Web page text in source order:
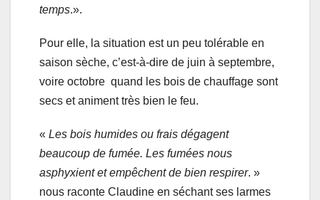
temps.».
Pour elle, la situation est un peu tolérable en
saison sèche, c’est-à-dire de juin à septembre,
voire octobre quand les bois de chauffage sont
secs et animent très bien le feu.
« Les bois humides ou frais dégagent
beaucoup de fumée. Les fumées nous
asphyxient et empêchent de bien respirer. »
nous raconte Claudine en séchant ses larmes